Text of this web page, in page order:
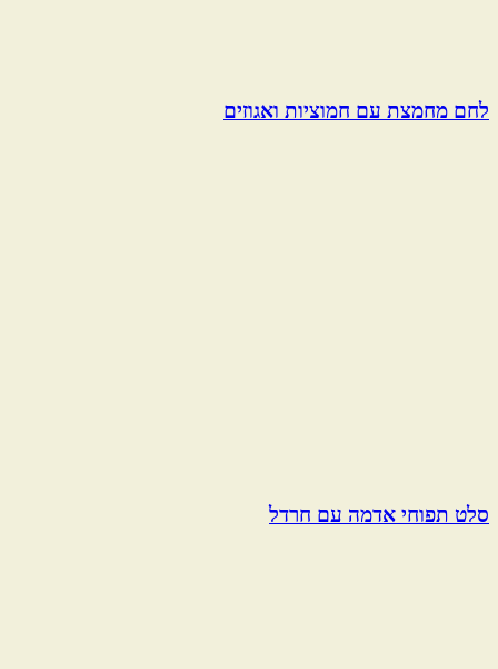
לחם מחמצת עם חמוציות ואגוזים
סלט תפוחי אדמה עם חרדל